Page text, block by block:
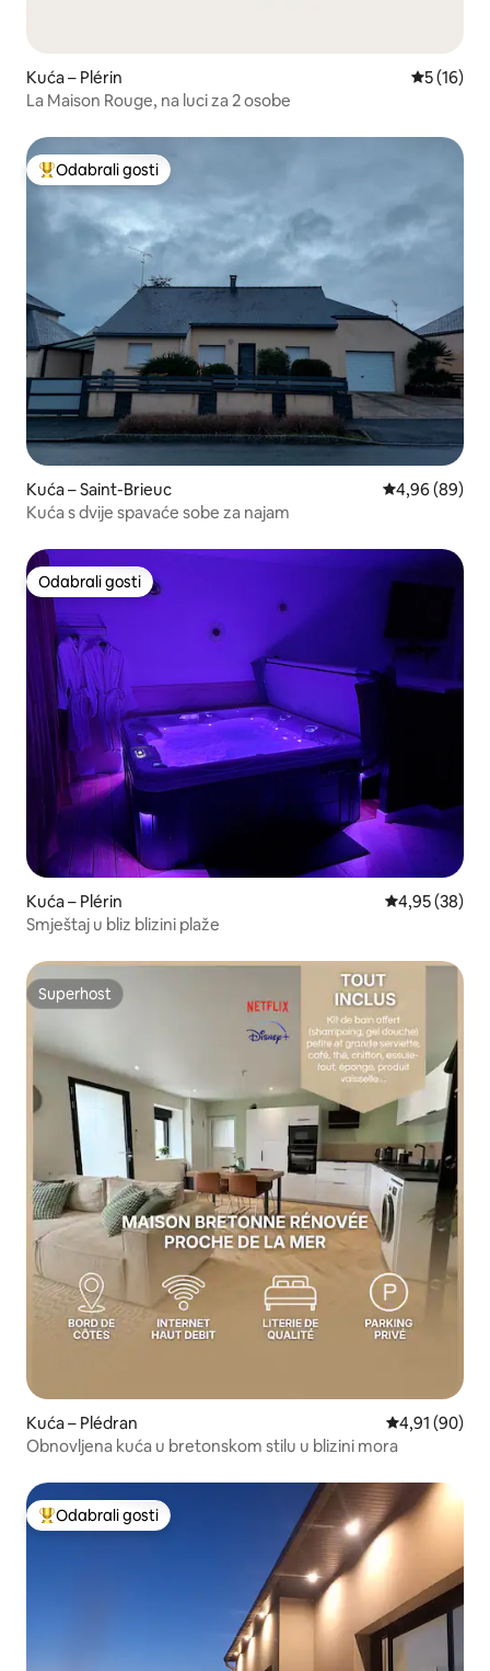
Kuća – Plérin Prosječna
5 (16)
La Maison Rouge, na luci za 2 osobe
Među najviše rangiranima s oznakom „Odabrali gosti”
Odabrali gosti
Kuća – Saint-Brieuc Prosječna
4,96 (89)
Kuća s dvije spavaće sobe za najam
Odabrali gosti
Odabrali gosti
Kuća – Plérin Prosječna
4,95 (38)
Smještaj u bliz blizini plaže
Superhost
Superhost
Kuća – Plédran Prosječna
4,91 (90)
Obnovljena kuća u bretonskom stilu u blizini mora
Među najviše rangiranima s oznakom „Odabrali gosti”
Odabrali gosti